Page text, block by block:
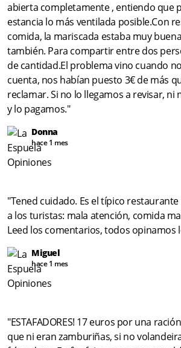
abierta completamente , entiendo que
estancia lo más ventilada posible.Con
comida, la mariscada estaba muy
también. Para compartir entre dos
de cantidad.El problema vino cuando
cuenta, nos habían puesto 3€ de más
reclamar. Si no lo llegamos a revisar, ni
y lo pagamos."
Donna
hace 1 mes
"Tened cuidado. Es el típico
a los turistas: mala atención, comida
Leed los comentarios, todos opinamos
Miguel
hace 1 mes
"ESTAFADORES! 17 euros por una
que ni eran zamburiñas, si no